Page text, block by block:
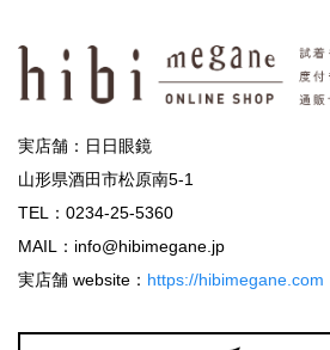
実店舗：日日眼鏡
山形県酒田市松原南5-1
TEL：0234-25-5360
MAIL：info@hibimegane.jp
実店舗 website： https://hibimegane.com